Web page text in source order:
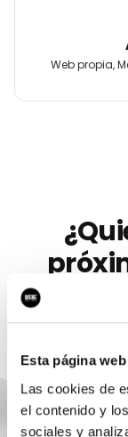
Esta página
Las cookies de
el contenido y
sociales y
Web propia,
Llevamos más
Exotic Cluba